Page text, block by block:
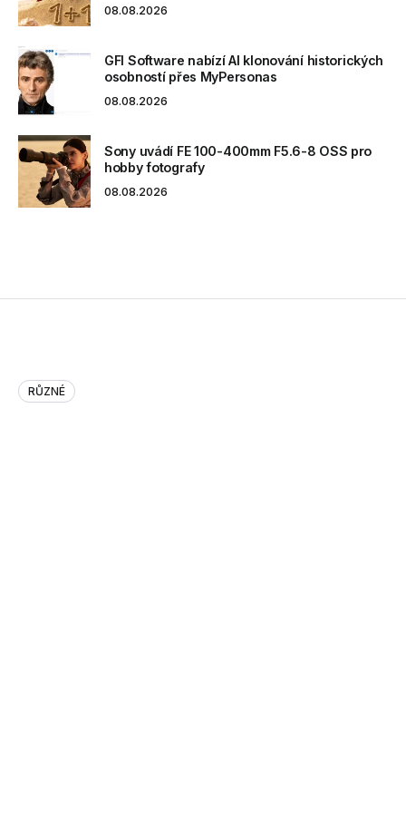
08.08.2026
GFI Software nabízí AI klonování historických
osobností přes MyPersonas
08.08.2026
Sony uvádí FE 100-400mm F5.6-8 OSS pro
hobby fotografy
08.08.2026
RŮZNÉ